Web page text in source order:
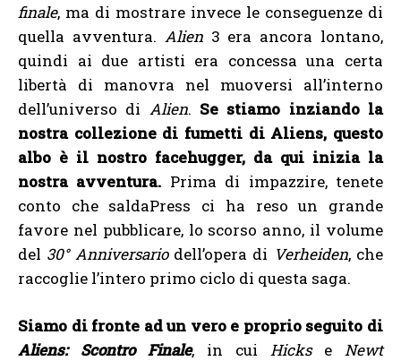
finale, ma di mostrare invece le conseguenze di
quella avventura. Alien3 era ancora lontano,
quindi ai due artisti era concessa una certa
libertà di manovra nel muoversi all’interno
dell’universo di Alien. Se stiamo inziando la
nostra collezione di fumetti di Aliens, questo
albo è il nostro facehugger, da qui inizia la
nostra avventura. Prima di impazzire, tenete
conto che saldaPress ci ha reso un grande
favore nel pubblicare, lo scorso anno, il volume
del 30° Anniversariodell’opera di Verheiden, che
raccoglie l’intero primo ciclo di questa saga.
Siamo di fronte ad un vero e proprio seguito di
Aliens: Scontro Finale, in cui Hickse Newt